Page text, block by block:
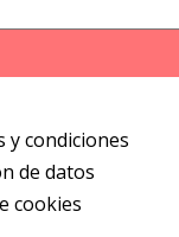
y condiciones
de datos
cookies